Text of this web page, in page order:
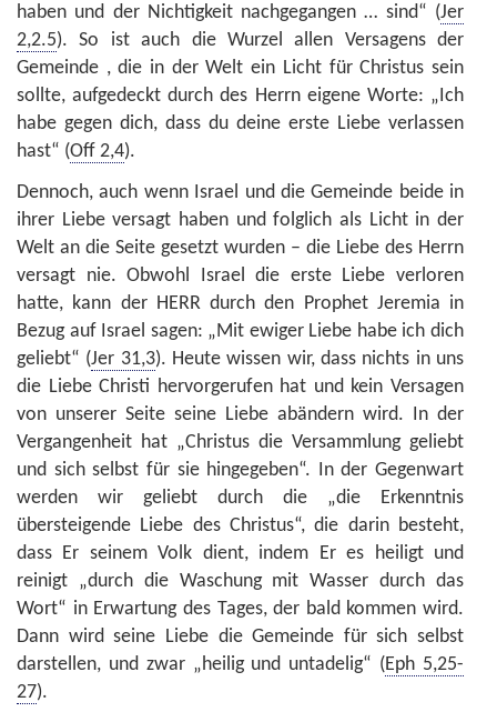
haben und der Nichtigkeit nachgegangen … sind“ (Jer
2,2.5). So ist auch die Wurzel allen Versagens der
Gemeinde , die in der Welt ein Licht für Christus sein
sollte, aufgedeckt durch des Herrn eigene Worte: „Ich
habe gegen dich, dass du deine erste Liebe verlassen
hast“ (Off 2,4).
Dennoch, auch wenn Israel und die Gemeinde beide in
ihrer Liebe versagt haben und folglich als Licht in der
Welt an die Seite gesetzt wurden – die Liebe des Herrn
versagt nie. Obwohl Israel die erste Liebe verloren
hatte, kann der HERR durch den Prophet Jeremia in
Bezug auf Israel sagen: „Mit ewiger Liebe habe ich dich
geliebt“ (Jer 31,3). Heute wissen wir, dass nichts in uns
die Liebe Christi hervorgerufen hat und kein Versagen
von unserer Seite seine Liebe abändern wird. In der
Vergangenheit hat „Christus die Versammlung geliebt
und sich selbst für sie hingegeben“. In der Gegenwart
werden wir geliebt durch die „die Erkenntnis
übersteigende Liebe des Christus“, die darin besteht,
dass Er seinem Volk dient, indem Er es heiligt und
reinigt „durch die Waschung mit Wasser durch das
Wort“ in Erwartung des Tages, der bald kommen wird.
Dann wird seine Liebe die Gemeinde für sich selbst
darstellen, und zwar „heilig und untadelig“ (Eph 5,25-
27).